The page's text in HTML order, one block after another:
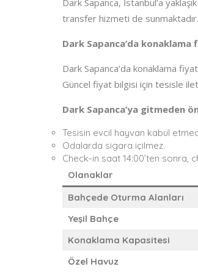
Dark Sapanca, İstanbul’a
transfer hizmeti de sunmaktadır.
Dark Sapanca’da konaklama
Dark Sapanca’da konaklama
Güncel fiyat bilgisi için tesisle
Dark Sapanca’ya gitmeden
Tesisin evcil hayvan kabul
Odalarda sigara içilmez.
Check-in saat 14:00’ten sonra,
Olanaklar
Bahçede Oturma Alanları
Yeşil Bahçe
Konaklama Kapasitesi
Özel Havuz